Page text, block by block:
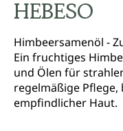
HEBESO
Himbeersamenöl -
Ein fruchtiges
und Ölen für
regelmäßige
empfindlicher Haut.